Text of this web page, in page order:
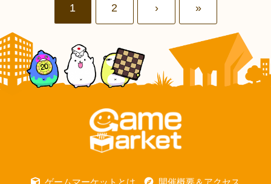
1 2 › »
ゲームマーケットとは 開催概要＆アクセス